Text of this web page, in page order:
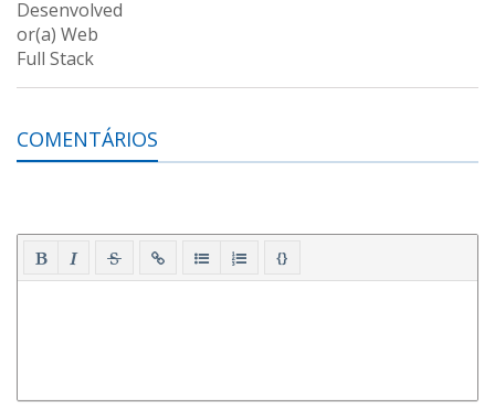
COMENTÁRIOS
{}